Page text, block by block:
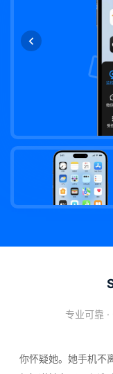
专业可靠
你怀疑她。她手机不